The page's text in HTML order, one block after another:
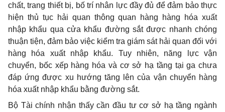
chất, trang thiết bị, bố trí nhân lực đầy đủ để đảm bảo thực
hiện thủ tục hải quan thông quan hàng hàng hóa xuất
nhập khẩu qua cửa khẩu đường sắt được nhanh chóng
thuận tiện, đảm bảo việc kiểm tra giám sát hải quan đối với
hàng hóa xuất nhập khẩu. Tuy nhiên, năng lực vận
chuyển, bốc xếp hàng hóa và cơ sở hạ tầng tại ga chưa
đáp ứng được xu hướng tăng lên của vận chuyển hàng
hóa xuất nhập khẩu bằng đường sắt.
Bộ Tài chính nhận thấy cần đầu tư cơ sở hạ tầng ngành